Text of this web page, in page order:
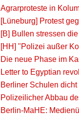
Agrarproteste in
[Lüneburg] Protest
[B] Bullen stressen
[HH] "Polizei außer
Die neue Phase im
Letter to Egyptian
Berliner Schulen dicht
Polizeilicher Abbau
Berlin-MaHE: